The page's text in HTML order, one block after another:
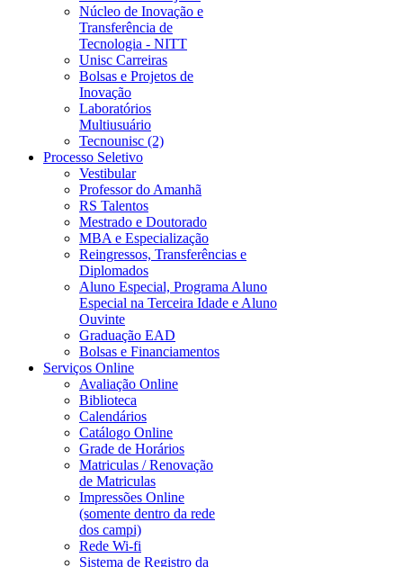
Núcleo de Inovação e
Transferência de
Tecnologia - NITT
Unisc Carreiras
Bolsas e Projetos de
Inovação
Laboratórios
Multiusuário
Tecnounisc (2)
Processo Seletivo
Vestibular
Professor do Amanhã
RS Talentos
Mestrado e Doutorado
MBA e Especialização
Reingressos, Transferências e
Diplomados
Aluno Especial, Programa Aluno
Especial na Terceira Idade e Aluno
Ouvinte
Graduação EAD
Bolsas e Financiamentos
Serviços Online
Avaliação Online
Biblioteca
Calendários
Catálogo Online
Grade de Horários
Matriculas / Renovação
de Matriculas
Impressões Online
(somente dentro da rede
dos campi)
Rede Wi-fi
Sistema de Registro da